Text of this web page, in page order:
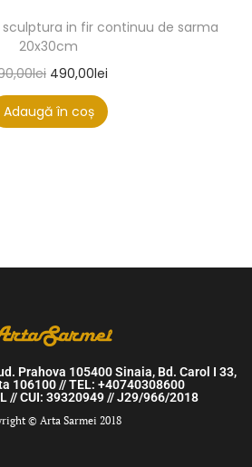
in fir continuu de sarma
20x30cm
lei 490,00lei
Adaugă în coș
Prahova 105400 Sinaia, Bd. Carol I 33,
106100 // TEL: +40740308600
// CUI: 39320949 // J29/966/2018
© Arta Sarmei 2018